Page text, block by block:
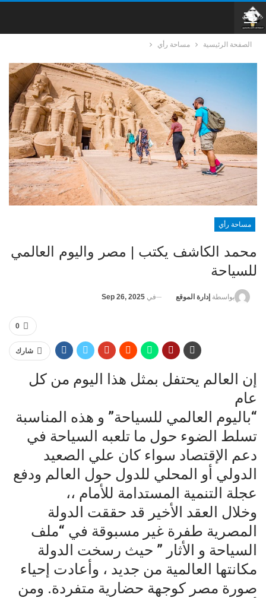
الصفحة الرئيسية مساحة رأي
مساحة رأي
محمد الكاشف يكتب | مصر واليوم العالمي
للسياحة
بواسطة إدارة الموقع في Sep 26, 2025
0
شارك
إن العالم يحتفل بمثل هذا اليوم من كل
عام
“باليوم العالمي للسياحة” و هذه المناسبة
تسلط الضوء حول ما تلعبه السياحة في
دعم الإقتصاد سواء كان علي الصعيد
الدولي أو المحلي للدول حول العالم ودفع
عجلة التنمية المستدامة للأمام ،،
وخلال العقد الأخير قد حققت الدولة
المصرية طفرة غير مسبوقة في “ملف
السياحة و الأثار ” حيث رسخت الدولة
مكانتها العالمية من جديد ، وأعادت إحياء
صورة مصر كوجهة حضارية متفردة. ومن